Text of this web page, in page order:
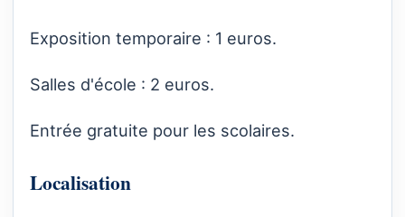
Exposition temporaire : 1 euros.
Salles d'école : 2 euros.
Entrée gratuite pour les scolaires.
Localisation